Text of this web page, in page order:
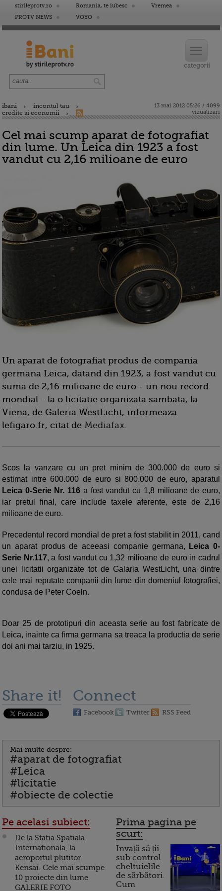
stirileprotv.ro Romania, te iubesc
Vremea
PROTV NEWS
VOYO
ibani
incontul tau
credite si economii
13 mai 2012 05:26 / 4099
vizualizari
Cel mai scump aparat de fotografiat
din lume. Un Leica din 1923 a fost
vandut cu 2,16 milioane de euro
Un aparat de fotografiat produs de compania
germana Leica, datand din 1923, a fost vandut cu
suma de 2,16 milioane de euro - un nou record
mondial - la o licitatie organizata sambata, la
Viena, de Galeria WestLicht, informeaza
lefigaro.fr, citat de Mediafax.
Scos la vanzare cu un pret minim de 300.000 de euro si
estimat intre 600.000 de euro si 800.000 de euro, aparatul
Leica 0-Serie Nr. 116 a fost vandut cu 1,8 milioane de euro,
iar pretul final, care include taxele aferente, este de 2,16
milioane de euro.
Precedentul record mondial de pret a fost stabilit in 2011, cand
un aparat produs de aceeasi companie germana,
Leica 0-
Serie Nr.117, a fost vandut cu 1,32 milioane de euro in cadrul
unei licitatii organizate tot de Galaria WestLicht, una dintre
cele mai reputate companii din lume din domeniul fotografiei,
condusa de Peter Coeln.
Doar 25 de prototipuri din aceasta serie au fost fabricate de
Leica, inainte ca firma germana sa treaca la productia de serie
doi ani mai tarziu, in 1925.
Share it! Connect
Facebook Twitter RSS Feed
Mai multe despre:
#aparat de fotografiat
#Leica
#licitatie
#obiecte de colectie
Pe acelasi subiect:
De la Statia Spatiala
Internationala, la
aeroportul plutitor
Kensai. Cele mai scumpe
10 proiecte din lume
GALERIE FOTO
Prima pagina pe
scurt:
Invață să ții
sub control
cheltuielile
de sărbători.
Cum